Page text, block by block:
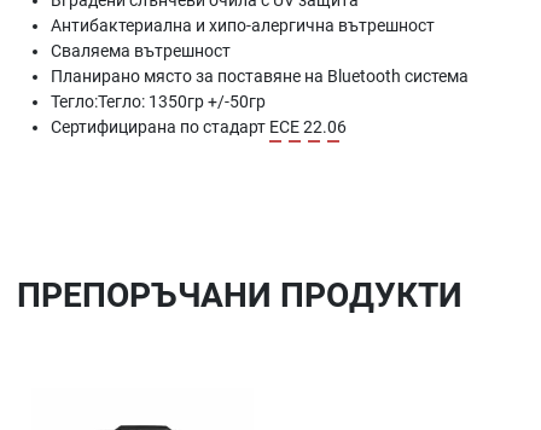
Антибактериална и хипо-алергична вътрешност
Сваляема вътрешност
Планирано място за поставяне на Bluetooth система
Тегло:Тегло: 1350гр +/-50гр
Сертифицирана по стадарт ECE 22.06
ПРЕПОРЪЧАНИ ПРОДУКТИ